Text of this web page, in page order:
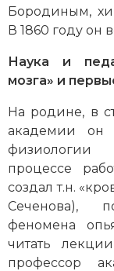
Бородиным,
В 1860 году он
Наука и
мозга» и
На родине, в
академии он
физиологии
процессе
создал т.н.
Сеченова),
феномена
читать
профессор